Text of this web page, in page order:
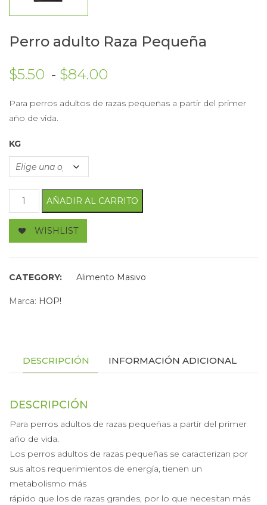
Perro adulto Raza Pequeña
$5.50 - $84.00
Para perros adultos de razas pequeñas a partir del primer
año de vida.
KG
Perro adulto Raza Pequeña cantidad
AÑADIR AL CARRITO
WISHLIST
CATEGORY: Alimento Masivo
Marca: HOP!
DESCRIPCIÓN INFORMACIÓN ADICIONAL
DESCRIPCIÓN
Para perros adultos de razas pequeñas a partir del primer
año de vida.
Los perros adultos de razas pequeñas se caracterizan por
sus altos requerimientos de energía, tienen un
metabolismo más
rápido que los de razas grandes, por lo que necesitan más